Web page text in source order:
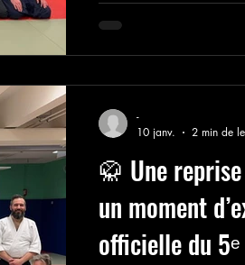
chaleureuses et
🥋 Une
un moment
officielle du
-
10 janv.
2 min de